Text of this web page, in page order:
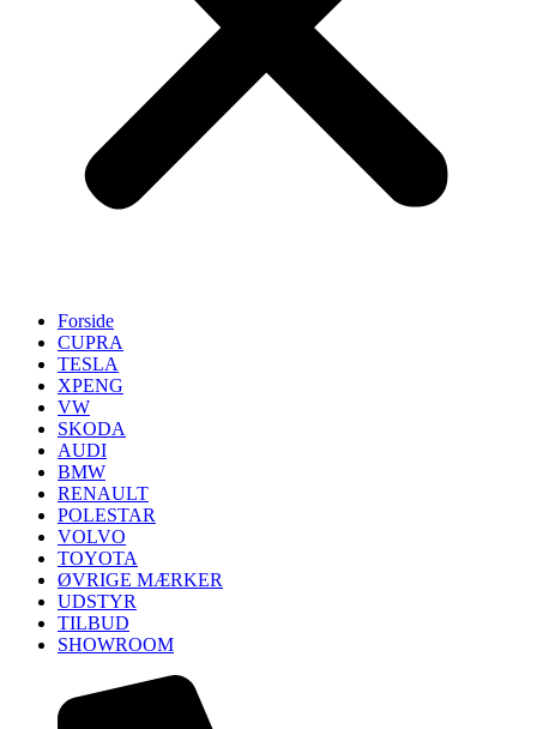
Forside
CUPRA
TESLA
XPENG
VW
SKODA
AUDI
BMW
RENAULT
POLESTAR
VOLVO
TOYOTA
ØVRIGE MÆRKER
UDSTYR
TILBUD
SHOWROOM